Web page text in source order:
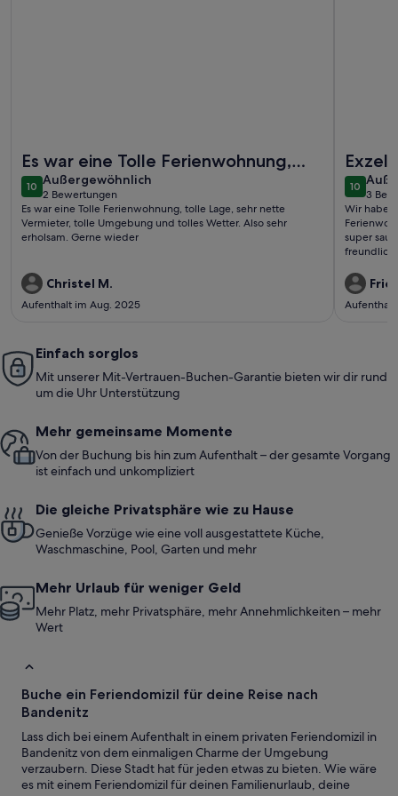
Es war eine Tolle Ferienwohnung,
tolle Lage, sehr nette Vermieter,
tolle Umgebun ...
1010 von 10
Außergewöhnlich
außergewöhnlich
2 Bewertungen
(2
bewertungen)
Es war eine Tolle Ferienwohnung, tolle Lage, sehr nette
Vermieter, tolle Umgebung und tolles Wetter. Also sehr
erholsam. Gerne wieder
Christel M.
Aufenthalt im Aug. 2025
1010 von
3
(3
Wir haben
super
Einfach sorglos
Mit unserer Mit-Vertrauen-Buchen-Garantie bieten wir dir rund
um die Uhr Unterstützung
Mehr gemeinsame Momente
Von der Buchung bis hin zum Aufenthalt – der gesamte Vorgang
ist einfach und unkompliziert
Die gleiche Privatsphäre wie zu Hause
Genieße Vorzüge wie eine voll ausgestattete Küche,
Waschmaschine, Pool, Garten und mehr
Mehr Urlaub für weniger Geld
Mehr Platz, mehr Privatsphäre, mehr Annehmlichkeiten – mehr
Wert
Buche ein Feriendomizil für deine Reise nach
Bandenitz
Lass dich bei einem Aufenthalt in einem privaten Feriendomizil in
Bandenitz von dem einmaligen Charme der Umgebung
verzaubern. Diese Stadt hat für jeden etwas zu bieten. Wie wäre
es mit einem Feriendomizil für deinen Familienurlaub, deine